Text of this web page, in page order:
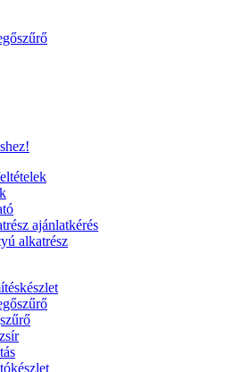
ajánlatkérés
alkatrész